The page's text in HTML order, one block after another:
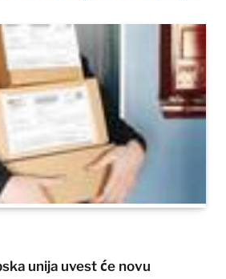
unija uvest će novu